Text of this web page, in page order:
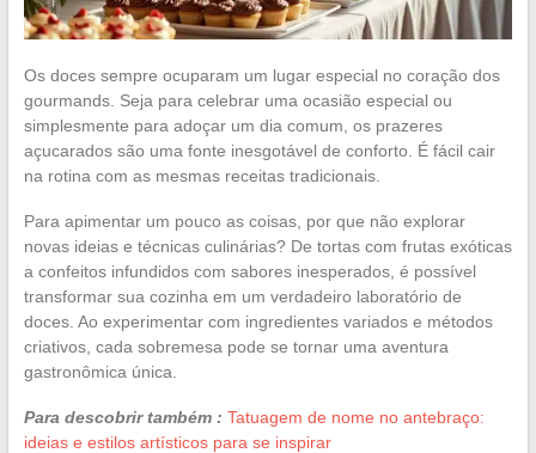
Os doces sempre ocuparam um lugar especial no coração dos
gourmands. Seja para celebrar uma ocasião especial ou
simplesmente para adoçar um dia comum, os prazeres
açucarados são uma fonte inesgotável de conforto. É fácil cair
na rotina com as mesmas receitas tradicionais.
Para apimentar um pouco as coisas, por que não explorar
novas ideias e técnicas culinárias? De tortas com frutas exóticas
a confeitos infundidos com sabores inesperados, é possível
transformar sua cozinha em um verdadeiro laboratório de
doces. Ao experimentar com ingredientes variados e métodos
criativos, cada sobremesa pode se tornar uma aventura
gastronômica única.
Para descobrir também : Tatuagem de nome no antebraço:
ideias e estilos artísticos para se inspirar